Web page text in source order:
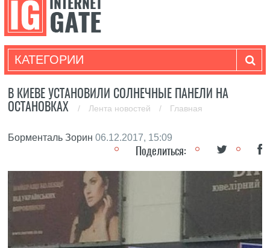
КАТЕГОРИИ
В КИЕВЕ УСТАНОВИЛИ СОЛНЕЧНЫЕ ПАНЕЛИ НА
ОСТАНОВКАХ
/ Лента новостей / Главная
Борменталь Зорин 06.12.2017, 15:09
Поделиться: